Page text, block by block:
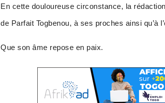
En cette douloureuse circonstance, la
de Parfait Togbenou, à ses proches ainsi qu’à
Que son âme repose en paix.